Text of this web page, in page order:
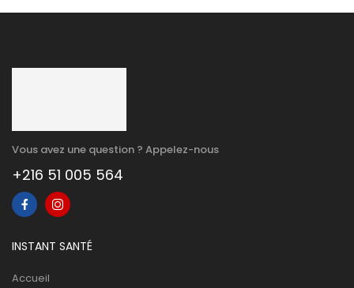
Vous avez une question ? Appelez-nous
+216 51 005 564
INSTANT SANTÉ
Accueil